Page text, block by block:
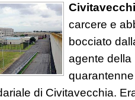
carcere e
bocciato
agente della
di Civitavecchia.